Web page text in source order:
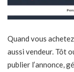
Quand vous
aussi vendeur. Tôt
publier l’annonce,